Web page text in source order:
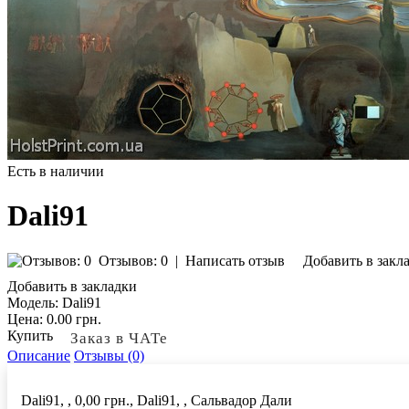
Есть в наличии
Dali91
Отзывов: 0 | Написать отзыв
Добавить в
Добавить в закладки
Модель: Dali91
Цена: 0.00 грн.
Купить
Заказ в ЧАТе
Описание Отзывы (0)
Dali91, , 0,00 грн., Dali91, , Сальвадор Дали